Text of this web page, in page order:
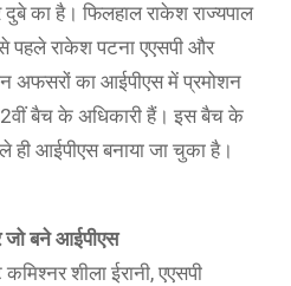
का है। फिलहाल राकेश राज्यपाल
पहले राकेश पटना एएसपी और
अफसरों का आईपीएस में प्रमोशन
बैच के अधिकारी हैं। इस बैच के
आईपीएस बनाया जा चुका है।
जो बने आईपीएस
शीला ईरानी, एएसपी